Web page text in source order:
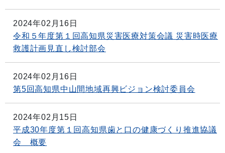
2024年02月16日
令和５年度第１回高知県災害医療対策会議 災害時医療
救護計画見直し検討部会
2024年02月16日
第5回高知県中山間地域再興ビジョン検討委員会
2024年02月15日
平成30年度第１回高知県歯と口の健康づくり推進協議
会 概要